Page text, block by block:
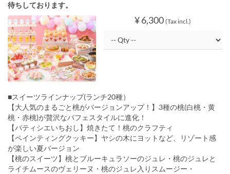
待ちしております。
¥ 6,300 (Tax incl.)
■スイーツラインナップ(ランチ20種）
【大人気のまるごと桃がバージョンアップ！】3種の桃(白桃・黄
桃・赤桃)が贅沢なパフェスタイルに進化！
【パティシエいちおし】焼きたて！桃のクラフティ
【ペインティングクッキー】ヤシの木にヨットなど、リゾート感
が楽しい夏バージョン
【桃のスイーツ】桃とブルーキュラソーのジュレ・桃のジュレと
ライチムースのヴェリーヌ・桃のジュレ入りスムージー・